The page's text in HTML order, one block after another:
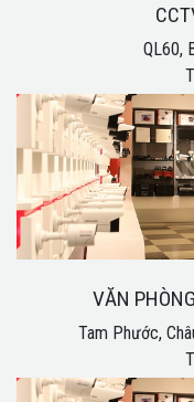
QL60,
VĂN
Tam Phước,